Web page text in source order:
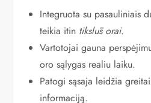
Integruota su pasauliniais
teikia itin tikslūs orai.
Vartotojai gauna
oro sąlygas realiu laiku.
Patogi sąsaja leidžia
informaciją.